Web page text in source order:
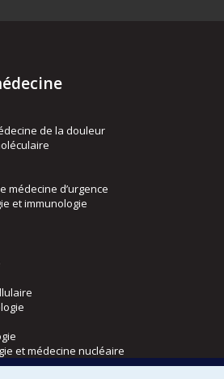
de la douleur
médecine d’urgence
et immunologie
et médecine nucléaire